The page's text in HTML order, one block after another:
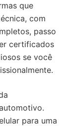
que
com
passo
certificados
se você
para uma